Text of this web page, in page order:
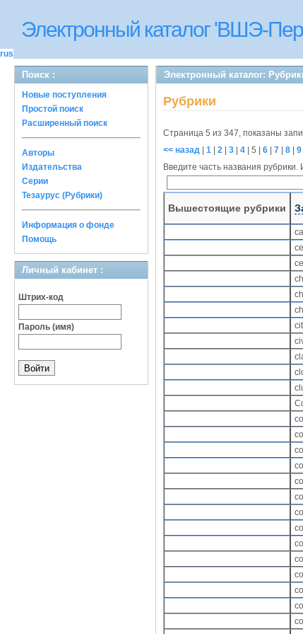
Электронный каталог 'ВШЭ-
rus
Поиск :
Новые поступления
Простой поиск
Расширенный поиск
Авторы
Издательства
Серии
Тезаурус (Рубрики)
Информация о фонде
Помощь
Личный кабинет :
Штрих-код
Пароль (имя)
Электронный каталог:
Рубрики
Страница 5 из 347, показаны
<< назад
1 2 3 4 5 6 7 8 9
Введите часть названия
Вышестоящие рубрики